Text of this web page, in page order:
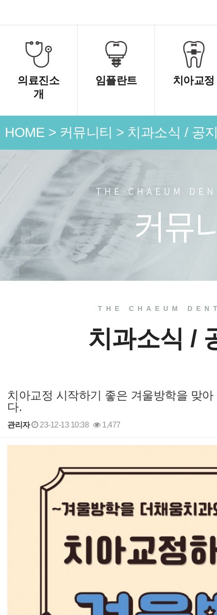
의료진소
개
임플란트 치아교정
HOME > 커뮤니티 > 치과소식 / 공
치료 전
THE CHAEUM
치과소식 /
치아교정 시작하기 좋은 겨울방학을 맞
다.
관리자 23-12-13 10:38 1,477